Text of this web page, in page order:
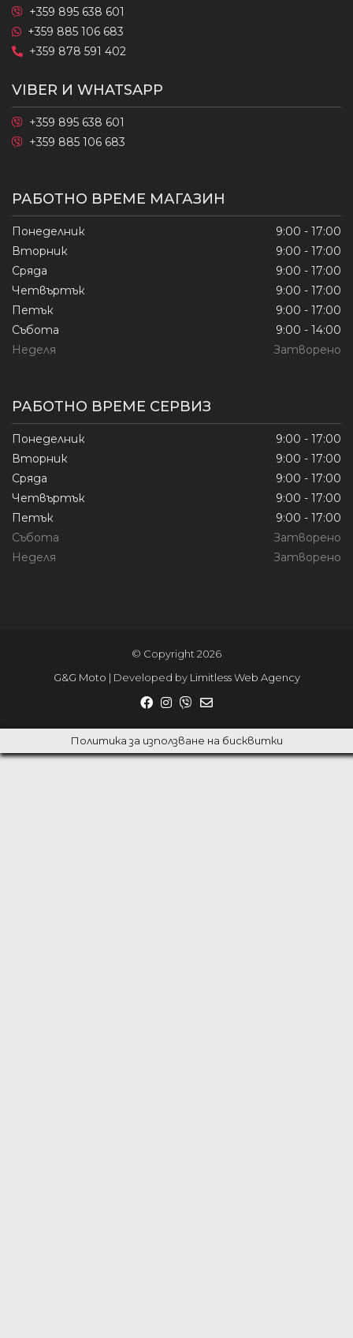
+359 895 638 601
+359 885 106 683
+359 878 591 402
VIBER И WHATSAPP
+359 895 638 601
+359 885 106 683
РАБОТНО ВРЕМЕ МАГАЗИН
Понеделник
9:00 - 17:00
Вторник
9:00 - 17:00
Сряда
9:00 - 17:00
Четвъртък
9:00 - 17:00
Петък
9:00 - 17:00
Събота
9:00 - 14:00
Неделя
Затворено
РАБОТНО ВРЕМЕ СЕРВИЗ
Понеделник
9:00 - 17:00
Вторник
9:00 - 17:00
Сряда
9:00 - 17:00
Четвъртък
9:00 - 17:00
Петък
9:00 - 17:00
Събота
Затворено
Неделя
Затворено
© Copyright 2026
G&G Moto | Developed by Limitless Web Agency
Политика за използване на бисквитки